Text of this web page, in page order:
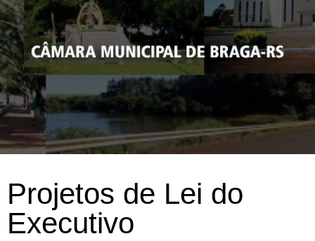
Projetos de Lei do
Executivo